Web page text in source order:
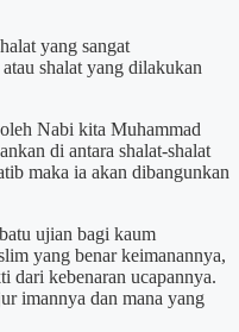
yang sangat
shalat yang dilakukan
Nabi kita Muhammad
di antara shalat-shalat
maka ia akan dibangunkan
ujian bagi kaum
yang benar keimanannya,
dari kebenaran ucapannya.
imannya dan mana yang